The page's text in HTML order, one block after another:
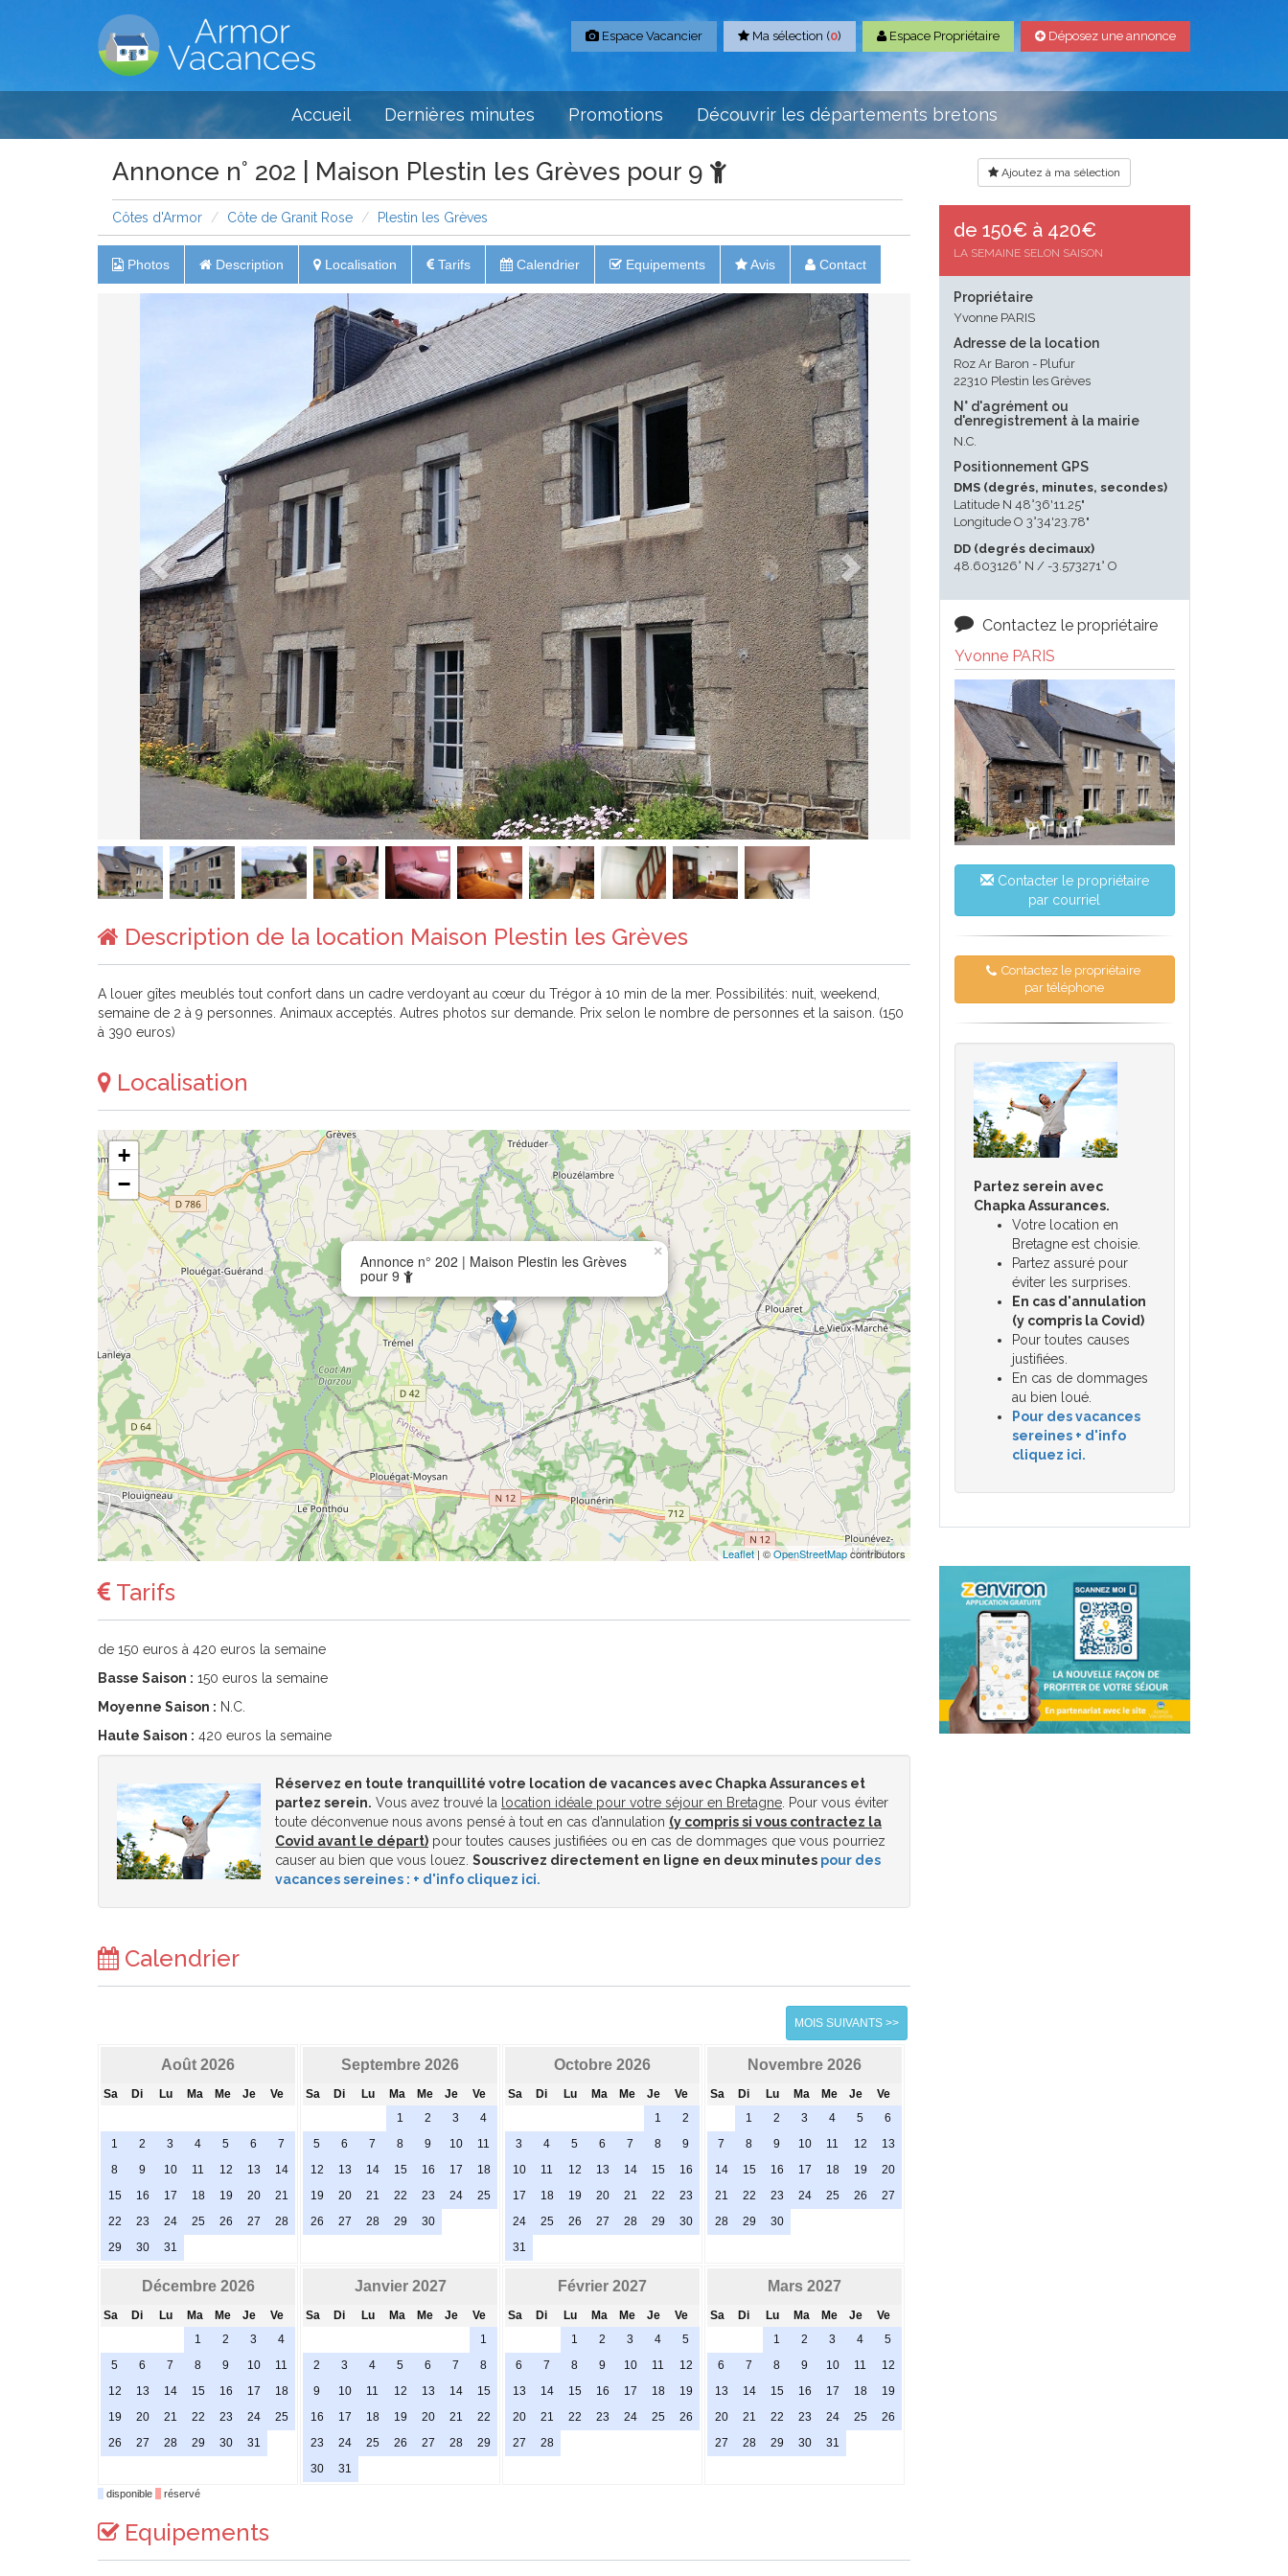
Espace Vacancier Ma sélection (0) Espace Propriétaire Déposez une annonce
Accueil Dernières minutes Promotions Découvrir les départements bretons
Annonce n° 202 | Maison Plestin les Grèves pour 9 Ajoutez à ma sélection
Côtes d'Armor Côte de Granit Rose Plestin les Grèves
Photos Description Localisation Tarifs Calendrier Equipements Avis Contact
Description de la location Maison Plestin les Grèves
A louer gîtes meublés tout confort dans un cadre verdoyant au cœur du Trégor à 10 min de la mer. Possibilités: nuit, weekend,
semaine de 2 à 9 personnes. Animaux acceptés. Autres photos sur demande. Prix selon le nombre de personnes et la saison. (150
à 390 euros)
Localisation
Annonce n° 202 | Maison Plestin les Grèves
pour 9
×
+
−
Leaflet| ©OpenStreetMapcontributors
Tarifs
de 150 euros à 420 euros la semaine
Basse Saison : 150 euros la semaine
Moyenne Saison : N.C.
Haute Saison : 420 euros la semaine
Réservez en toute tranquillité votre location de vacances avec Chapka Assurances et
partez serein. Vous avez trouvé la location idéale pour votre séjour en Bretagne . Pour vous éviter
toute déconvenue nous avons pensé à tout en cas d’annulation (y compris si vous contractez la
Covid avant le départ) pour toutes causes justifiées ou en cas de dommages que vous pourriez
causer au bien que vous louez. Souscrivez directement en ligne en deux minutes pour des
vacances sereines : + d'info cliquez ici.
Calendrier
MOIS SUIVANTS >>
Août 2026
Sa Di Lu Ma Me Je Ve
1 2 3 4 5 6
7
8
9 10 11 12 13
14
15
16 17 18 19 20
21
22
23 24 25 26 27
28
29
30 31
Septembre 2026
Sa Di Lu Ma Me Je
Ve
1
2 3
4
5
6 7 8 9 10
11
12
13 14 15 16 17
18
19
20 21 22 23 24
25
26
27 28 29 30
Octobre 2026
Sa Di Lu Ma Me Je
Ve
1
2
3
4 5 6 7 8
9
10
11 12 13 14 15
16
17
18 19 20 21 22
23
24
25 26 27 28 29
30
31
Novembre 2026
Sa Di Lu Ma Me Je
Ve
1
2 3 4 5
6
7
8 9 10 11 12
13
14
15 16 17 18 19
20
21
22 23 24 25 26
27
28
29 30
Décembre 2026
Sa Di Lu Ma Me Je
Ve
1
2 3
4
5
6 7 8 9 10
11
12
13 14 15 16 17
18
19
20 21 22 23 24
25
26
27 28 29 30 31
Janvier 2027
Sa Di Lu Ma Me Je
Ve
1
2
3 4 5 6 7
8
9
10 11 12 13 14
15
16
17 18 19 20 21
22
23
24 25 26 27 28
29
30
31
Février 2027
Sa Di Lu Ma Me Je
Ve
1
2 3 4
5
6
7 8 9 10 11
12
13
14 15 16 17 18
19
20
21 22 23 24 25
26
27
28
Mars 2027
Sa Di Lu Ma Me Je
Ve
1
2 3 4
5
6
7 8 9 10 11
12
13
14 15 16 17 18
19
20
21 22 23 24 25
26
27
28 29 30 31
disponible réservé
Equipements
de 150€ à 420€
LA SEMAINE SELON SAISON
Propriétaire
Yvonne PARIS
Adresse de la location
Roz Ar Baron - Plufur
22310 Plestin les Grèves
N° d'agrément ou
d'enregistrement à la mairie
N.C.
Positionnement GPS
DMS (degrés, minutes, secondes)
Latitude N 48°36'11.25"
Longitude O 3°34'23.78"
DD (degrés decimaux)
48.603126° N / -3.573271° O
Contactez le propriétaire
Yvonne PARIS
Contacter le propriétaire
par courriel
Contactez le propriétaire
par téléphone
Partez serein avec
Chapka Assurances.
Votre location en
Bretagne est choisie.
Partez assuré pour
éviter les surprises.
En cas d'annulation
(y compris la Covid)
Pour toutes causes
justifiées.
En cas de dommages
au bien loué.
Pour des vacances
sereines + d'info
cliquez ici.